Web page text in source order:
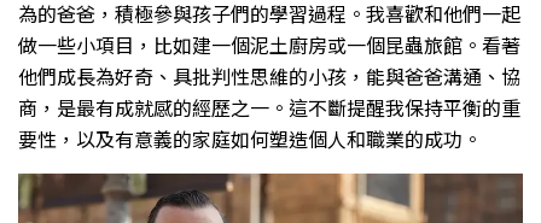
為的爸爸，積極參與孩子們的學習過程。我喜歡和他們一起
做一些小項目，比如建一個泥土廚房或一個昆蟲旅館。看著
他們成長為好奇、具批判性思維的小孩，能與爸爸溝通、協
商，是最有成就感的經歷之一。這不斷提醒我保持平衡的重
要性，以及有意義的家庭如何塑造個人和職業的成功。